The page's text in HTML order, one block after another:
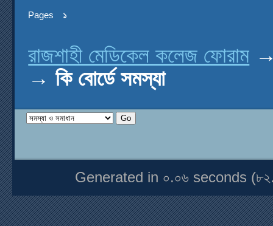
Pages ১
রাজশাহী মেডিকেল কলেজ ফোরাম
→কি বোর্ডে সমস্যা
Generated in ০.০৬ seconds